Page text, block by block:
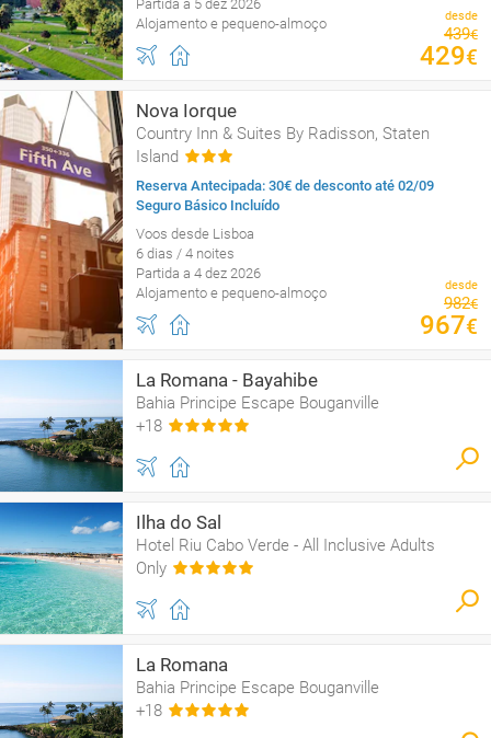
Partida a 5 dez 2026
Alojamento e pequeno-almoço
desde
439€
429€
Nova Iorque
Country Inn & Suites By Radisson, Staten
Island
Reserva Antecipada: 30€ de desconto até 02/09
Seguro Básico Incluído
Voos desde Lisboa
6 dias / 4 noites
Partida a 4 dez 2026
Alojamento e pequeno-almoço
desde
982€
967€
La Romana - Bayahibe
Bahia Principe Escape Bouganville
+18
Ilha do Sal
Hotel Riu Cabo Verde - All Inclusive Adults
Only
La Romana
Bahia Principe Escape Bouganville
+18